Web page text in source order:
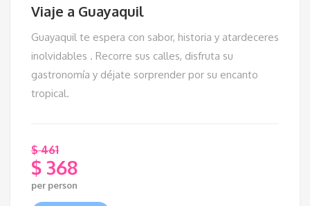
Viaje a Guayaquil
Guayaquil te espera con sabor, historia y atardeceres
inolvidables . Recorre sus calles, disfruta su
gastronomía y déjate sorprender por su encanto
tropical.
$461
El
precio
$ 368
El
per person